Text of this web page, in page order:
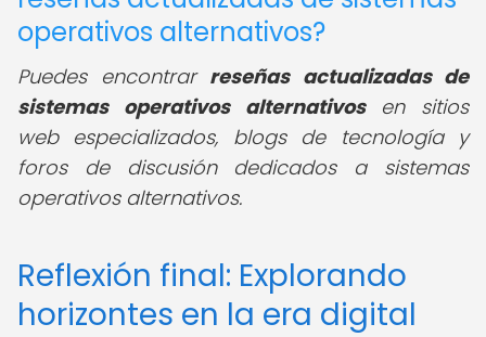
operativos alternativos?
Puedes encontrar reseñas actualizadas de
sistemas operativos alternativosen sitios
web especializados, blogs de tecnología y
foros de discusión dedicados a sistemas
operativos alternativos.
Reflexión final: Explorando
horizontes en la era digital